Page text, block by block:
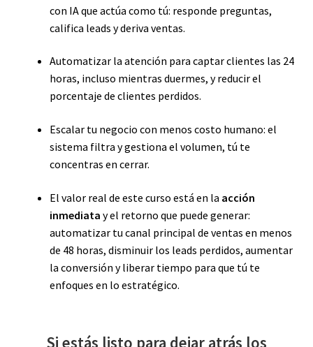
con IA que actúa como tú: responde preguntas,
califica leads y deriva ventas.
Automatizar la atención para captar clientes las 24
horas, incluso mientras duermes, y reducir el
porcentaje de clientes perdidos.
Escalar tu negocio con menos costo humano: el
sistema filtra y gestiona el volumen, tú te
concentras en cerrar.
El valor real de este curso está en la acción
inmediata y el retorno que puede generar:
automatizar tu canal principal de ventas en menos
de 48 horas, disminuir los leads perdidos, aumentar
la conversión y liberar tiempo para que tú te
enfoques en lo estratégico.
Si estás listo para dejar atrás los